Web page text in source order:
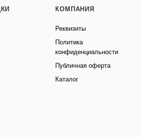
КОМПАНИЯ
Реквизиты
Политика
конфиденциальности
Публичная оферта
Каталог